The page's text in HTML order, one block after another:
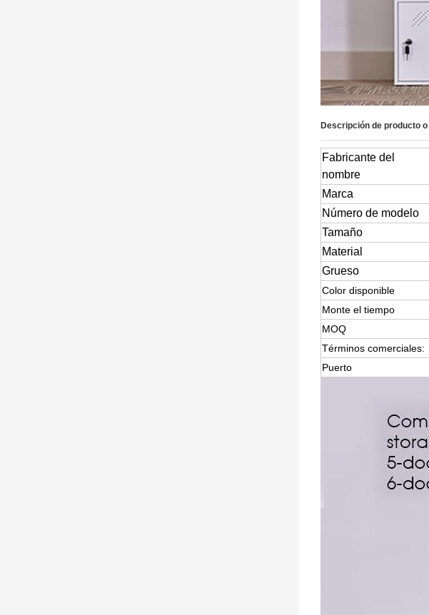
Descripción de producto o
Fabricante del
nombre
Marca
Número de modelo
Tamaño
Material
Grueso
Color disponible
Monte el tiempo
MOQ
Términos comerciales:
Puerto